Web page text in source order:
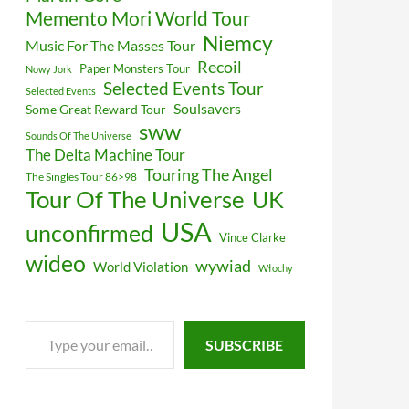
Memento Mori World Tour
Music For The Masses Tour Niemcy
Nowy Jork Paper Monsters Tour Recoil
Selected Events Selected Events Tour
Some Great Reward Tour Soulsavers
Sounds Of The Universe sww
The Delta Machine Tour
The Singles Tour 86>98 Touring The Angel
Tour Of The Universe UK
unconfirmed USA Vince Clarke
wideo World Violation wywiad Włochy
your
SUBSCRIBE